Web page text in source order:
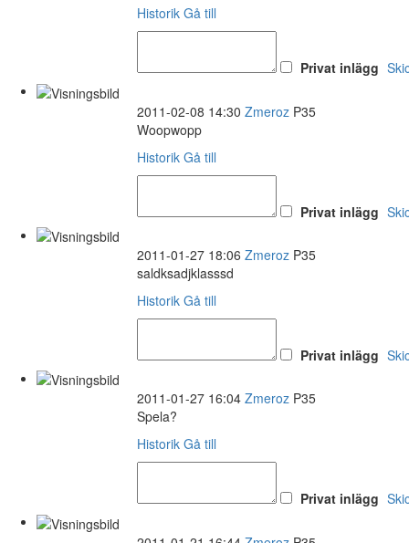
Historik Gå till
Privat inlägg
2011-02-08 14:30 Zmeroz P35
Woopwopp
Historik Gå till
Privat inlägg
2011-01-27 18:06 Zmeroz P35
saldksadjklasssd
Historik Gå till
Privat inlägg
2011-01-27 16:04 Zmeroz P35
Spela?
Historik Gå till
Privat inlägg